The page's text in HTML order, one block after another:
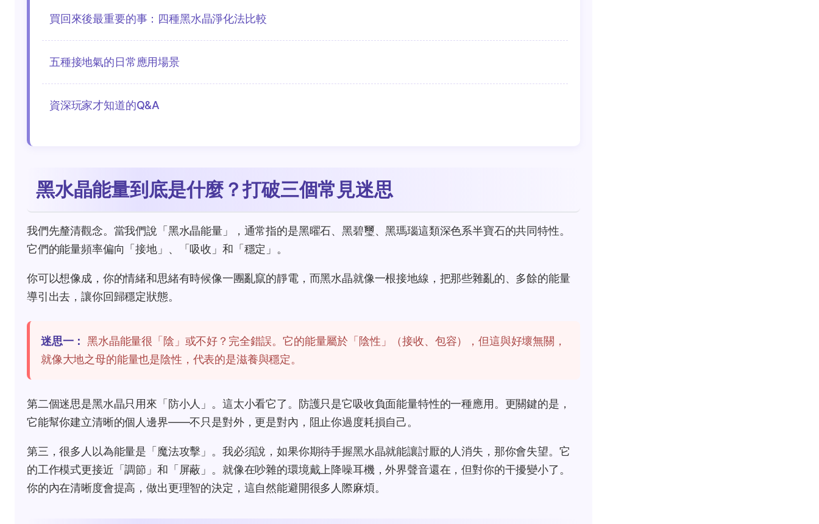
買回來後最重要的事：四種黑水晶淨化法比較
五種接地氣的日常應用場景
資深玩家才知道的Q&A
黑水晶能量到底是什麼？打破三個常見迷思
我們先釐清觀念。當我們說「黑水晶能量」，通常指的是黑曜石、黑碧璽、黑瑪瑙這類深色系半寶石的共同特性。
它們的能量頻率偏向「接地」、「吸收」和「穩定」。
你可以想像成，你的情緒和思緒有時候像一團亂竄的靜電，而黑水晶就像一根接地線，把那些雜亂的、多餘的能量
導引出去，讓你回歸穩定狀態。
迷思一： 黑水晶能量很「陰」或不好？完全錯誤。它的能量屬於「陰性」（接收、包容），但這與好壞無關，
就像大地之母的能量也是陰性，代表的是滋養與穩定。
第二個迷思是黑水晶只用來「防小人」。這太小看它了。防護只是它吸收負面能量特性的一種應用。更關鍵的是，
它能幫你建立清晰的個人邊界——不只是對外，更是對內，阻止你過度耗損自己。
第三，很多人以為能量是「魔法攻擊」。我必須說，如果你期待手握黑水晶就能讓討厭的人消失，那你會失望。它
的工作模式更接近「調節」和「屏蔽」。就像在吵雜的環境戴上降噪耳機，外界聲音還在，但對你的干擾變小了。
你的內在清晰度會提高，做出更理智的決定，這自然能避開很多人際麻煩。